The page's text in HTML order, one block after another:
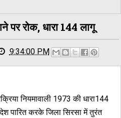
रोक, धारा 144 लागू
9:34:00 PM
नियमावाली 1973 की धारा144
पारित करके जिला सिरसा में तुरंत